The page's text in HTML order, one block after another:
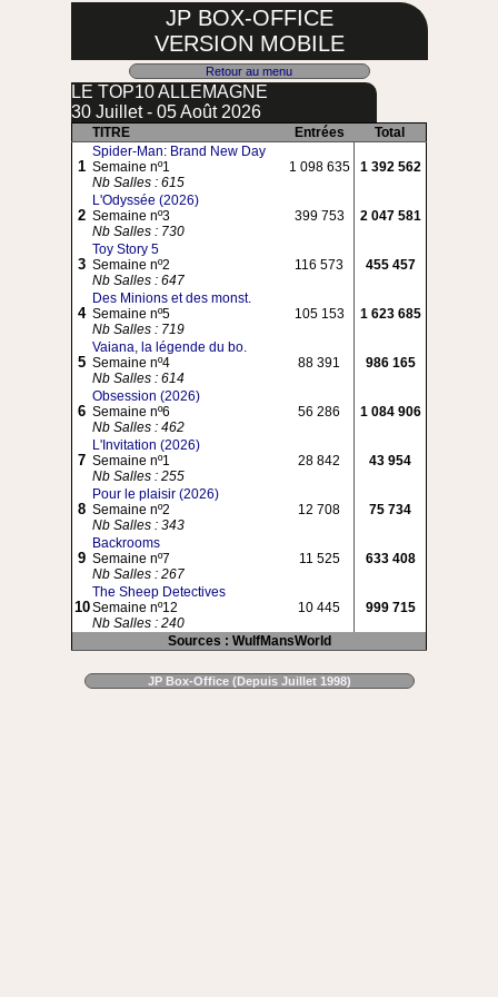
JP BOX-OFFICE
VERSION MOBILE
Retour au menu
LE TOP10 ALLEMAGNE
30 Juillet - 05 Août 2026
TITRE Entrées Total
1
Spider-Man: Brand New Day
Semaine nº1
Nb Salles : 615
1 098 635 1 392 562
2
L'Odyssée (2026)
Semaine nº3
Nb Salles : 730
399 753 2 047 581
3
Toy Story 5
Semaine nº2
Nb Salles : 647
116 573 455 457
4
Des Minions et des monst.
Semaine nº5
Nb Salles : 719
105 153 1 623 685
5
Vaiana, la légende du bo.
Semaine nº4
Nb Salles : 614
88 391 986 165
6
Obsession (2026)
Semaine nº6
Nb Salles : 462
56 286 1 084 906
7
L'Invitation (2026)
Semaine nº1
Nb Salles : 255
28 842 43 954
8
Pour le plaisir (2026)
Semaine nº2
Nb Salles : 343
12 708 75 734
9
Backrooms
Semaine nº7
Nb Salles : 267
11 525 633 408
10
The Sheep Detectives
Semaine nº12
Nb Salles : 240
10 445 999 715
Sources : WulfMansWorld
JP Box-Office (Depuis Juillet 1998)